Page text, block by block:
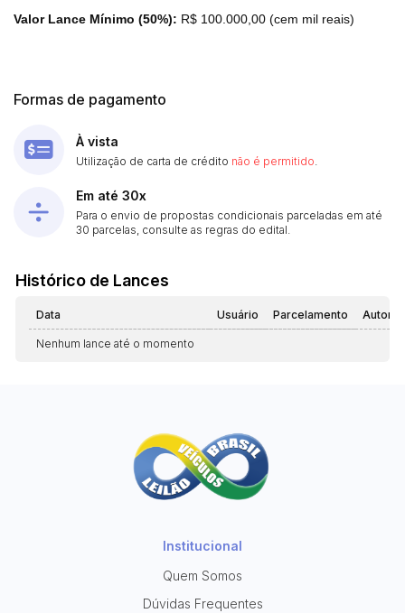
Valor Lance Mínimo (50%): R$ 100.000,00 (cem mil reais)
Formas de pagamento
À vista
Utilização de carta de crédito não é permitido
Em até 30x
Para o envio de propostas condicionais parceladas em até
30 parcelas, consulte as regras do edital.
Histórico de Lances
Data Usuário Parcelamento
Nenhum lance até o momento
Institucional
Quem Somos
Dúvidas Frequentes